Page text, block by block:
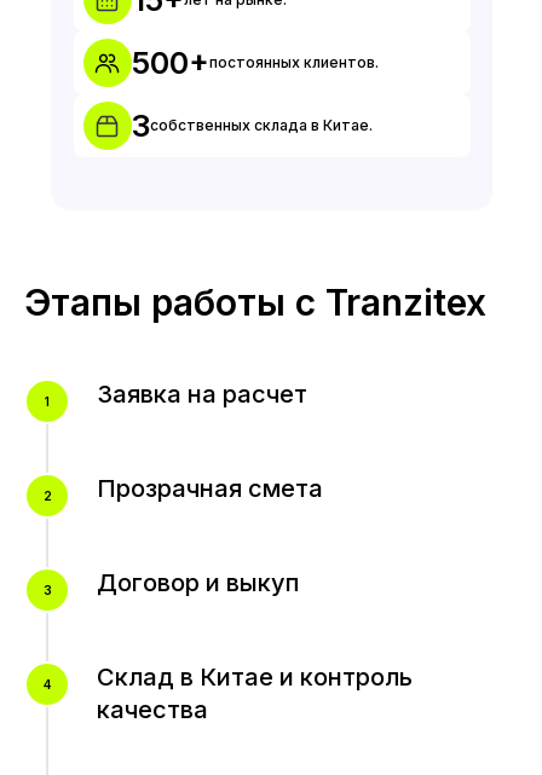
500+постоянных клиентов.
3собственных склада в Китае.
Этапы работы с Tranzitex
Заявка на расчет
Прозрачная смета
Договор и выкуп
Склад в Китае и контроль
качества